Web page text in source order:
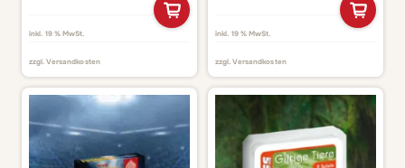
inkl. 19 % MwSt.
zzgl. Versandkosten
inkl. 19 % MwSt.
zzgl. Versandkosten